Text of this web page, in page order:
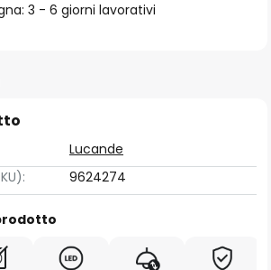
3 - 6 giorni lavorativi
Lucande
9624274